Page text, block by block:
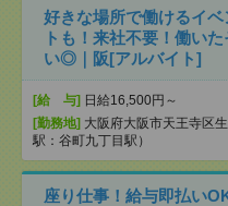
好きな場所で働けるイ
トも！来社不要！働い
い◎｜阪[アルバイト]
[給 与] 日給16,500円～
[勤務地] 大阪府大阪市天王寺区
駅：谷町九丁目駅）
座り仕事！給与即払い